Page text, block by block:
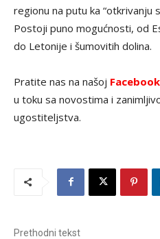
regionu na putu ka “otkrivanju
Postoji puno mogućnosti, od
do Letonije i šumovitih dolina.
Pratite nas na našoj Facebook
u toku sa novostima i
ugostiteljstva.
Prethodni tekst